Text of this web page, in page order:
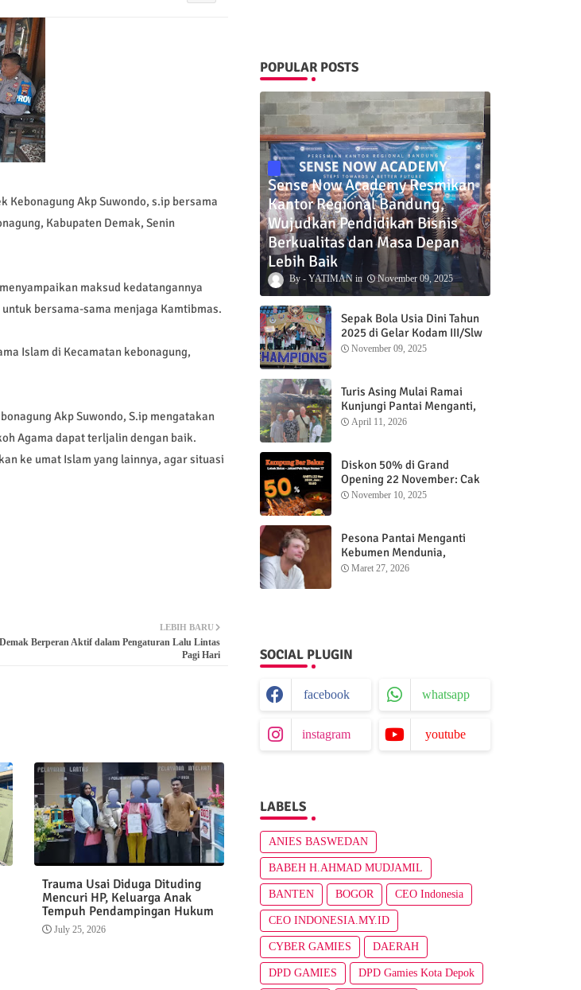
Kebonagung Akp Suwondo, s.ip bersama
Kabupaten Demak, Senin
maksud kedatangannya
bersama-sama menjaga Kamtibmas.
Islam di Kecamatan kebonagung,
Akp Suwondo, S.ip mengatakan
Agama dapat terljalin dengan baik.
ke umat Islam yang lainnya, agar situasi
LEBIH BARU
Berperan Aktif dalam Pengaturan Lalu Lintas
Pagi Hari
Trauma Usai Diduga Dituding
Mencuri HP, Keluarga Anak
Tempuh Pendampingan Hukum
July 25, 2026
POPULAR POSTS
Sense Now Academy Resmikan
Kantor Regional Bandung,
Wujudkan Pendidikan Bisnis
Berkualitas dan Masa Depan
Lebih Baik
YATIMAN November 09, 2025
Sepak Bola Usia Dini Tahun
2025 di Gelar Kodam III/Slw
November 09, 2025
Turis Asing Mulai Ramai
Kunjungi Pantai Menganti,
Nikmati Sunrise dan Sunset
April 11, 2026
Diskon 50% di Grand
Opening 22 November: Cak
Ofi Hadirkan Balungan Bakar
November 10, 2025
Pesona Pantai Menganti
Kebumen Mendunia,
Wisatawan Mancanegara
Maret 27, 2026
SOCIAL PLUGIN
facebook whatsapp
instagram youtube
LABELS
ANIES BASWEDAN
BABEH H.AHMAD MUDJAMIL
BANTEN BOGOR CEO Indonesia
CEO INDONESIA.MY.ID
CYBER GAMIES DAERAH
DPD GAMIES DPD Gamies Kota Depok